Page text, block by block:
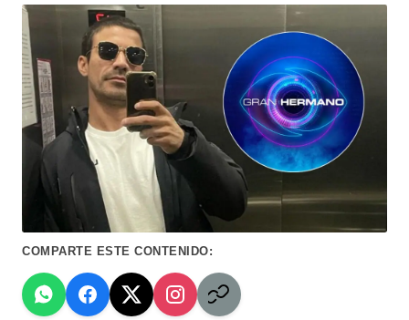
F
ar
á
n
d
ul
a
C
hi
le
Brava,
Gran
Hermano
-
Tendencias
Exclusivas
-
Tv
COMPARTE ESTE CONTENIDO: